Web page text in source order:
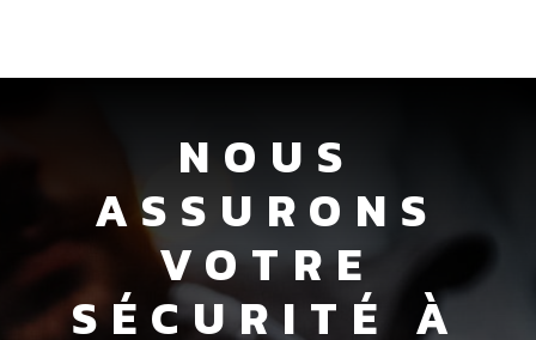
NOUS
ASSURONS
VOTRE
SÉCURITÉ À